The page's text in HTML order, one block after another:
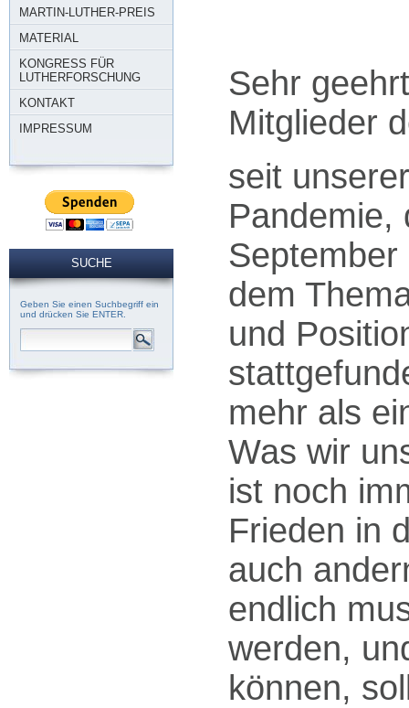
MARTIN-LUTHER-PREIS
MATERIAL
KONGRESS FÜR
LUTHERFORSCHUNG
KONTAKT
IMPRESSUM
SUCHE
Geben Sie einen Suchbegriff ein
und drücken Sie ENTER.
Sehr
Mitglieder
seit
Pandemie,
dem
und
mehr als
Was wir
ist noch
Frieden in
auch
endlich
werden,
können,